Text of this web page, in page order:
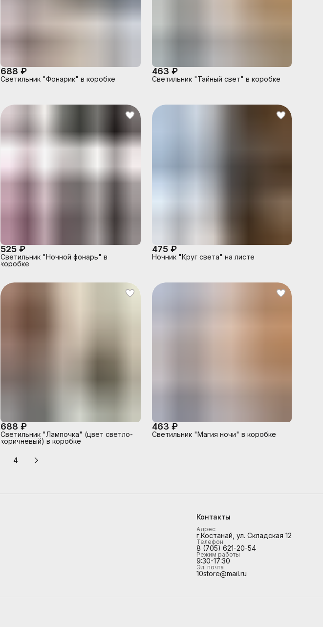
688 ₽
Светильник "Фонарик" в коробке
463 ₽
Светильник "Тайный свет" в коробке
525 ₽
Светильник "Ночной фонарь" в
коробке
475 ₽
Ночник "Круг света" на листе
688 ₽
Светильник "Лампочка" (цвет светло-
коричневый) в коробке
463 ₽
Светильник "Магия ночи" в коробке
4
Контакты
Адрес
г.Костанай, ул. Складская 12
Телефон
8 (705) 621-20-54
Режим работы
9:30-17:30
Эл. почта
10store@mail.ru